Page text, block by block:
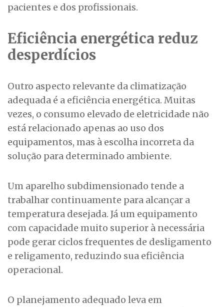
pacientes e dos profissionais.
Eficiência energética reduz
desperdícios
Outro aspecto relevante da climatização
adequada é a eficiência energética. Muitas
vezes, o consumo elevado de eletricidade não
está relacionado apenas ao uso dos
equipamentos, mas à escolha incorreta da
solução para determinado ambiente.
Um aparelho subdimensionado tende a
trabalhar continuamente para alcançar a
temperatura desejada. Já um equipamento
com capacidade muito superior à necessária
pode gerar ciclos frequentes de desligamento
e religamento, reduzindo sua eficiência
operacional.
O planejamento adequado leva em